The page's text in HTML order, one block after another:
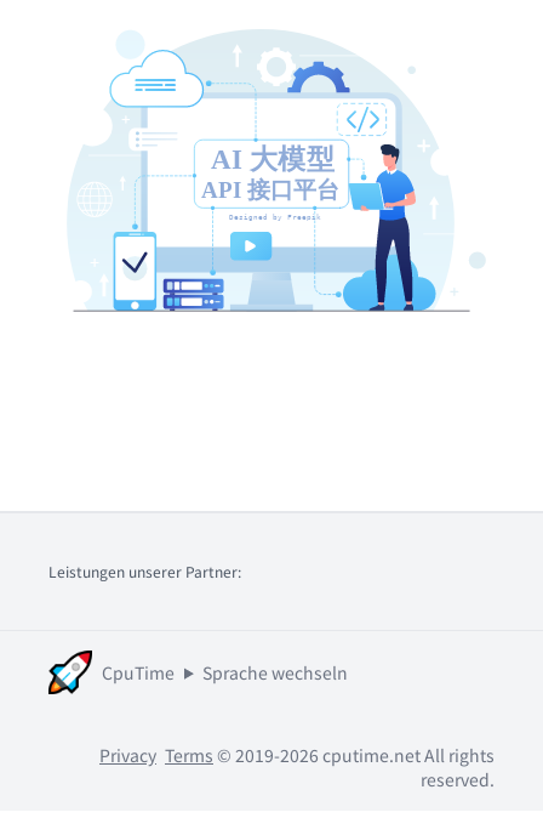
Leistungen unserer Partner:
CpuTime Sprache wechseln
Privacy Terms © 2019-2026 cputime.net All rights
reserved.